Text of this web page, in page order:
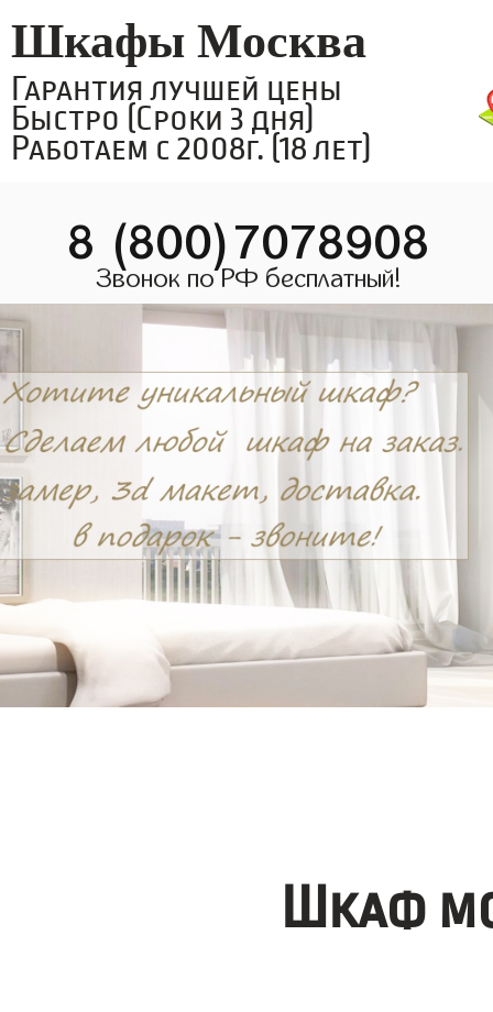
Шкафы Москва
Гарантия лучшей цены
Быстро (Сроки 3 дня)
Работаем с 2008г. (18 лет)
8 (800)7078908
Звонок по РФ бесплатный!
Шкаф